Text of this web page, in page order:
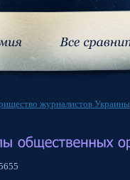
журналистов Украины